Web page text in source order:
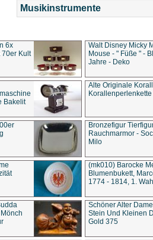
Musikinstrumente
6x
70er Kult
Walt Disney Micky
Mouse - " Füße " -
Jahre - Deko
Bakelit
Alte Originale
Korallenperlenkette
Bronzefigur
Rauchmarmor -
Milo
(mk010) Barocke
Blumenbukett,
1774 - 1814, 1. Wahl
Schöner Alter
Stein Und Kleinen
Gold 375